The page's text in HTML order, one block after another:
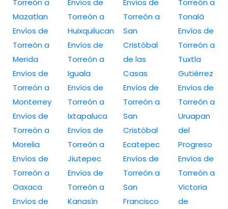
Torreón a
Mazatlan
Envíos de
Torreón a
Merida
Envíos de
Torreón a
Monterrey
Envíos de
Torreón a
Morelia
Envíos de
Torreón a
Oaxaca
Envíos de
Envíos de
Torreón a
Huixquilucan
Envíos de
Torreón a
Iguala
Envíos de
Torreón a
Ixtapaluca
Envíos de
Torreón a
Jiutepec
Envíos de
Torreón a
Kanasín
Envíos de
Torreón a
San
Cristóbal
de las
Casas
Envíos de
Torreón a
San
Cristóbal
Ecatepec
Envíos de
Torreón a
San
Francisco
Torreón a
Tonalá
Envíos de
Torreón a
Tuxtla
Gutiérrez
Envíos de
Torreón a
Uruapan
del
Progreso
Envíos de
Torreón a
Victoria
de